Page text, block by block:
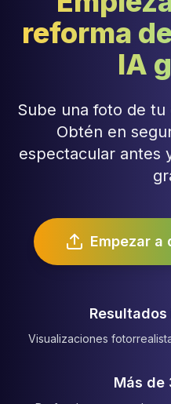
reforma
IA
Sube una foto de tu
Obtén en
espectacular antes
Empezar a
Visualizaciones
Más de